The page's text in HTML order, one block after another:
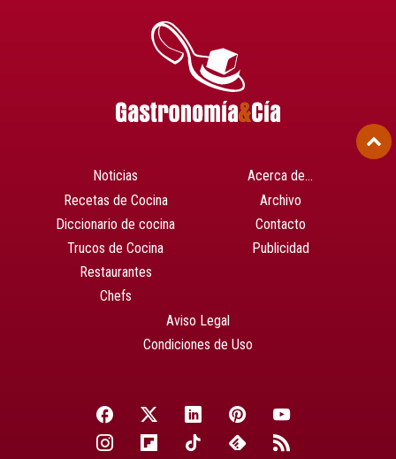
Noticias
Recetas de Cocina
Diccionario de cocina
Trucos de Cocina
Restaurantes
Chefs
Acerca de…
Archivo
Contacto
Publicidad
Aviso Legal
Condiciones de Uso